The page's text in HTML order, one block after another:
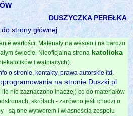
DUSZYCZKA PEREŁKA
strony głównej
wartości. Materiały na wesoło i na bardzo
świecie. Nieoficjalna strona katolicka
i wątpiących).
o stronie, kontakty, prawa autorskie itd.
na stronie Duszki.pl
nie zaznaczono inaczej) co do materiałów
skrótach - zarówno jeśli chodzi o
- są one wytworem i własnością zespołu